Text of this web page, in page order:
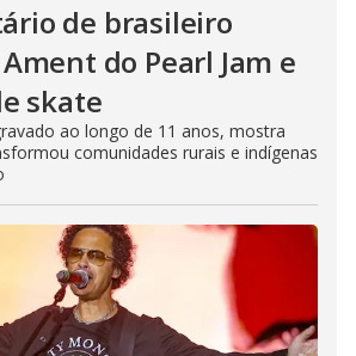
de brasileiro
do Pearl Jam e
skate
ao longo de 11 anos, mostra
comunidades rurais e indígenas